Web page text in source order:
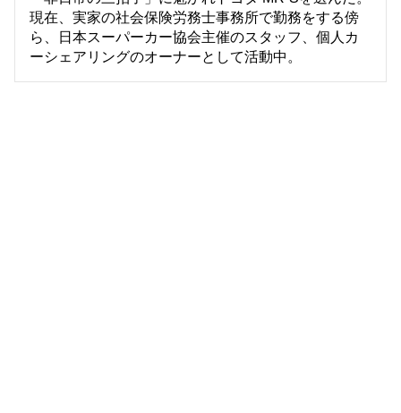
現在、実家の社会保険労務士事務所で勤務をする傍
ら、日本スーパーカー協会主催のスタッフ、個人カ
ーシェアリングのオーナーとして活動中。